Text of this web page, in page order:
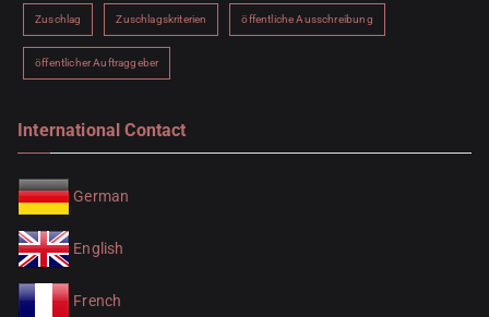
Zuschlag Zuschlagskriterien öffentliche Ausschreibung
öffentlicher Auftraggeber
International Contact
German
English
French